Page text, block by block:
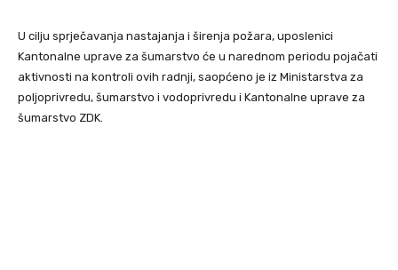
U cilju sprječavanja nastajanja i širenja požara, uposlenici
Kantonalne uprave za šumarstvo će u narednom periodu pojačati
aktivnosti na kontroli ovih radnji, saopćeno je iz Ministarstva za
poljoprivredu, šumarstvo i vodoprivredu i Kantonalne uprave za
šumarstvo ZDK.